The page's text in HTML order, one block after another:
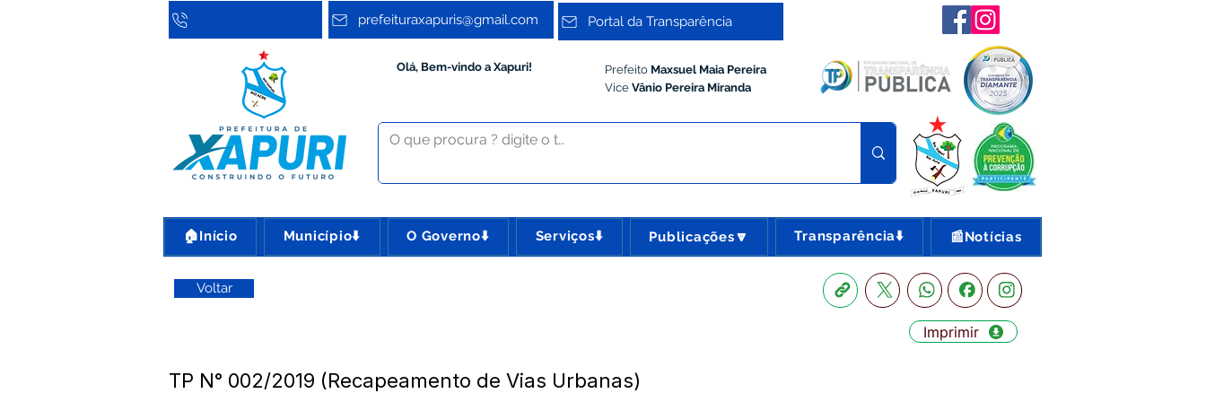
prefeituraxapuris@gmail.com Portal da Transparência
Olá, Bem-vindo a Xapuri! Prefeito Maxsuel Maia Pereira
Vice Vânio Pereira Miranda
🏠Início Município⬇️ O Governo⬇️ Serviços⬇️ Publicações🔽 Transparência⬇️ 📰Notícias
Voltar
Imprimir
TP N° 002/2019 (Recapeamento de Vias Urbanas)